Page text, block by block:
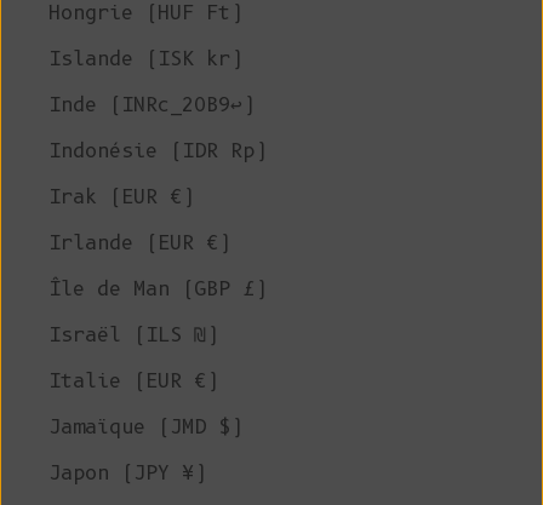
Hongrie (HUF Ft)
Islande (ISK kr)
Inde (INRc_20B9↩)
Indonésie (IDR Rp)
Irak (EUR €)
Irlande (EUR €)
Île de Man (GBP £)
Israël (ILS ₪)
Italie (EUR €)
Jamaïque (JMD $)
Japon (JPY ¥)